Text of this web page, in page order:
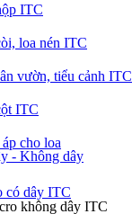
ITC
loa nén ITC
vườn, tiểu cảnh ITC
ITC
cho loa
- Không dây
có dây ITC